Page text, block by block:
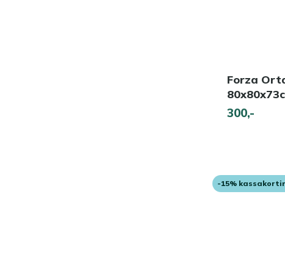
Forza
300,-
-15%